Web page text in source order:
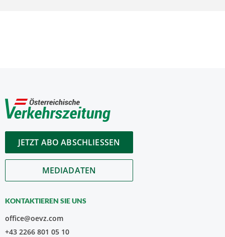
JETZT ABO ABSCHLIESSEN
MEDIADATEN
KONTAKTIEREN SIE UNS
office@oevz.com
+43 2266 801 05 10